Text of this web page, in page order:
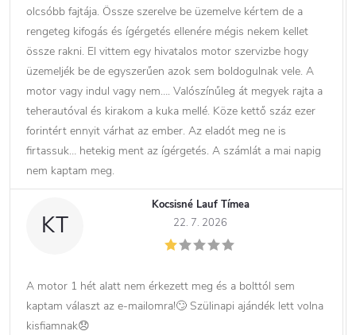
olcsóbb fajtája. Össze szerelve be üzemelve kértem de a
rengeteg kifogás és ígérgetés ellenére mégis nekem kellet
össze rakni. El vittem egy hivatalos motor szervizbe hogy
üzemeljék be de egyszerűen azok sem boldogulnak vele. A
motor vagy indul vagy nem…. Valószínűleg át megyek rajta a
teherautóval és kirakom a kuka mellé. Köze kettő száz ezer
forintért ennyit várhat az ember. Az eladót meg ne is
firtassuk… hetekig ment az ígérgetés. A számlát a mai napig
nem kaptam meg.
KT
Kocsisné Lauf Tímea
22. 7. 2026
A motor 1 hét alatt nem érkezett meg és a bolttól sem
kaptam választ az e-mailomra!🙄 Szülinapi ajándék lett volna
kisfiamnak😞